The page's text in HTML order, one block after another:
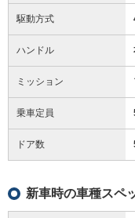
駆動方式
ハンドル
ミッション
乗車定員
ドア数
新車時の車種スペ